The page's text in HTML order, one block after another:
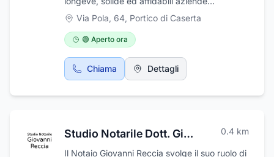
specializzate nella progettazione, garden
design, manutenzione e cura di tutto ciò che
riguarda il verde come giardini pubblici, ville
private e parchi. La nostra storia è decennale,
tramandata di padre in figlio, con grande
passione, competenza e professionalità e
tutta la nostra clientela residenziale,
Mago del Verde svolge numerose attività
Via Pola, 64, Portico di Caserta
🟢 Aperto ora
Chiama Dettagli
Studio Notarile Dott. Giovanni Reccia 0.4 km
Il Notaio Giovanni Reccia svolge il suo ruolo di